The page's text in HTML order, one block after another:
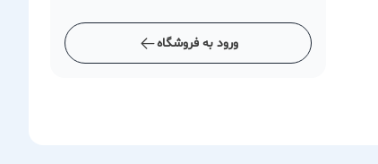
ورود به فروشگاه